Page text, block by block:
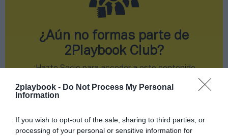
2playbook - Do Not Process My Personal
Information
If you wish to opt-out of the sale, sharing to third parties, or
processing of your personal or sensitive information for
¿Aún no formas parte de
2Playbook Club?
¡Hazte Socio para acceder a este contenido
¡Suscríbete!